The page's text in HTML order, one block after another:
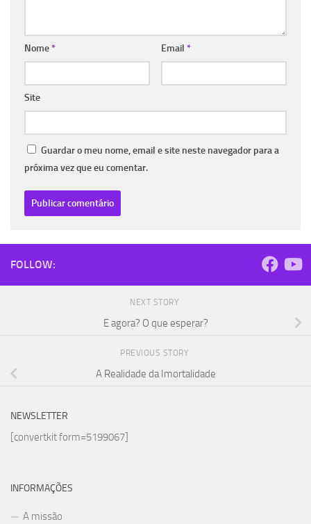
Nome* Email *
Site
Guardar o meu nome, email e site neste navegador para a
próxima vez que eu comentar.
FOLLOW:
NEXT STORY
E agora? O que esperar?
PREVIOUS STORY
A Realidade da Imortalidade
NEWSLETTER
[convertkit form=5199067]
INFORMAÇÕES
A missão